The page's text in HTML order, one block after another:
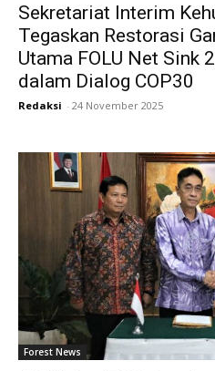
Sekretariat Interim
Tegaskan Restorasi
Utama FOLU Net Sink
dalam Dialog COP30
Redaksi - 24 November 2025
Forest News